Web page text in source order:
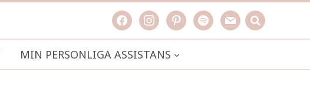
facebookinstagrampinterestspotifymail search
MIN PERSONLIGA ASSISTANS